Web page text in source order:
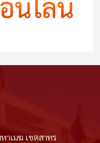
าเมฆ เขตสาทร